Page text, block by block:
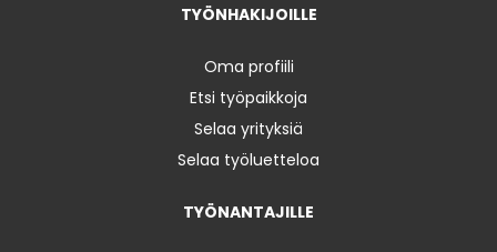
TYÖNHAKIJOILLE
Oma profiili
Etsi työpaikkoja
Selaa yrityksiä
Selaa työluetteloa
TYÖNANTAJILLE